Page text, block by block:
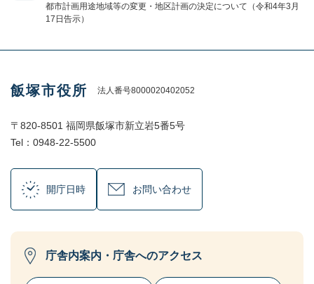
都市計画用途地域等の変更・地区計画の決定について（令和4年3月
17日告示）
飯塚市役所 法人番号8000020402052
〒820-8501 福岡県飯塚市新立岩5番5号
Tel：0948-22-5500
開庁日時 お問い合わせ
庁舎内案内・庁舎へのアクセス